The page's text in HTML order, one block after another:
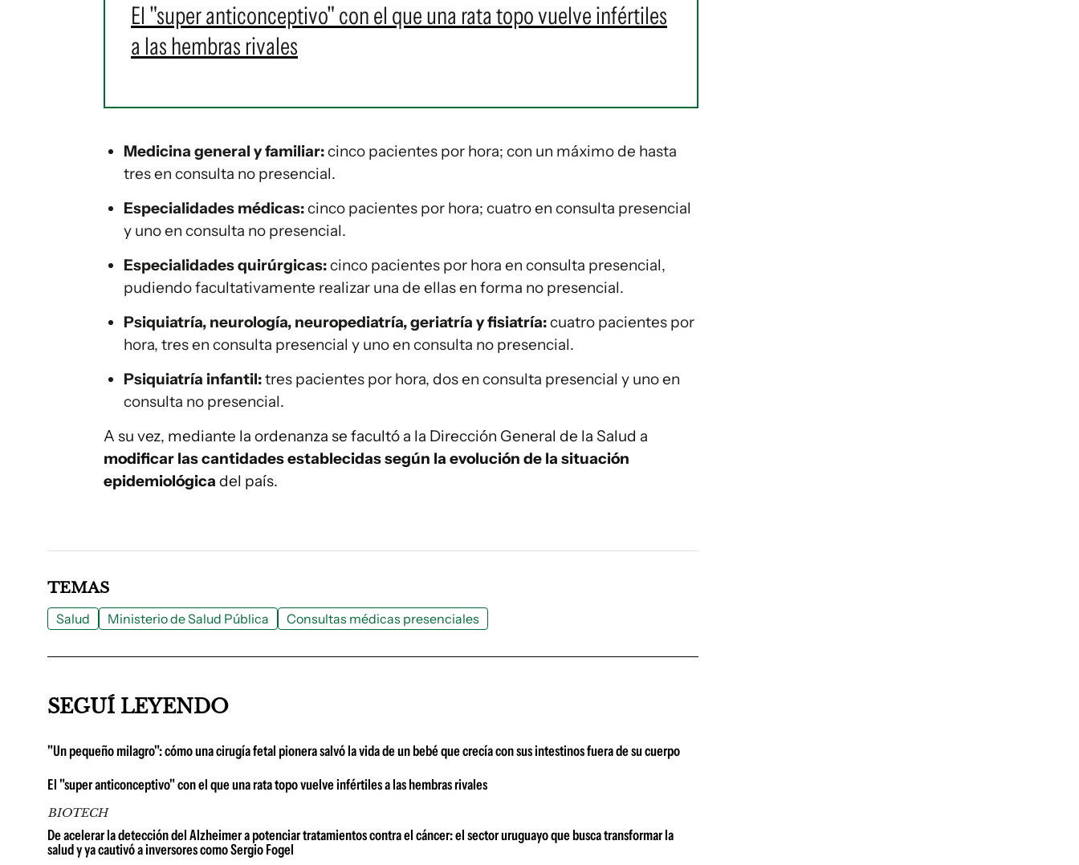
El "super anticonceptivo" con el que una rata topo vuelve infértiles
a las hembras rivales
Medicina general y familiar:cinco pacientes por hora; con un máximo de hasta
tres en consulta no presencial.
Especialidades médicas:cinco pacientes por hora; cuatro en consulta presencial
y uno en consulta no presencial.
Especialidades quirúrgicas:cinco pacientes por hora en consulta presencial,
pudiendo facultativamente realizar una de ellas en forma no presencial.
Psiquiatría, neurología, neuropediatría, geriatría y fisiatría:cuatro pacientes por
hora, tres en consulta presencial y uno en consulta no presencial.
Psiquiatría infantil:tres pacientes por hora, dos en consulta presencial y uno en
consulta no presencial.
A su vez, mediante la ordenanza se facultó a la Dirección General de la Salud a
modificar las cantidades establecidas según la evolución de la situación
epidemiológica del país.
TEMAS
Salud Ministerio de Salud Pública Consultas médicas presenciales
SEGUÍ LEYENDO
"Un pequeño milagro": cómo una cirugía fetal pionera salvó la vida de un bebé que crecía con sus intestinos fuera de su cuerpo
El "super anticonceptivo" con el que una rata topo vuelve infértiles a las hembras rivales
BIOTECH
De acelerar la detección del Alzheimer a potenciar tratamientos contra el cáncer: el sector uruguayo que busca transformar la
salud y ya cautivó a inversores como Sergio Fogel